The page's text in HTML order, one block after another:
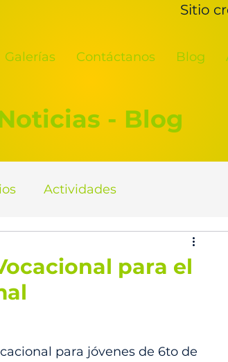
Sitio
Galerías Contáctanos Blog
- Blog
Actividades
para el
para jóvenes de 6to de